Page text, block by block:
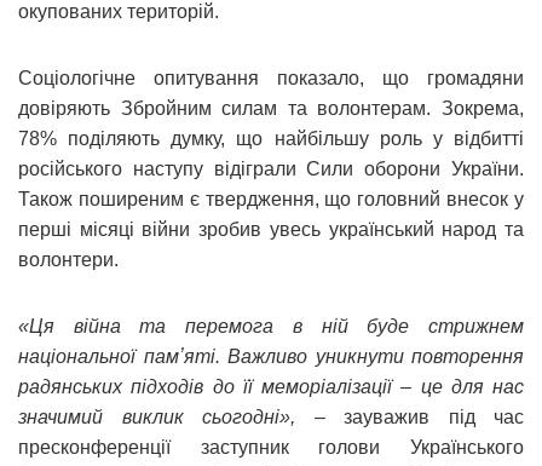
окупованих територій.
Соціологічне опитування показало, що громадяни
довіряють Збройним силам та волонтерам. Зокрема,
78% поділяють думку, що найбільшу роль у відбитті
російського наступу відіграли Сили оборони України.
Також поширеним є твердження, що головний внесок у
перші місяці війни зробив увесь український народ та
волонтери.
«Ця війна та перемога в ній буде стрижнем
національної памʼяті. Важливо уникнути повторення
радянських підходів до її меморіалізації – це для нас
значимий виклик сьогодні», – зауважив під час
пресконференції заступник голови Українського